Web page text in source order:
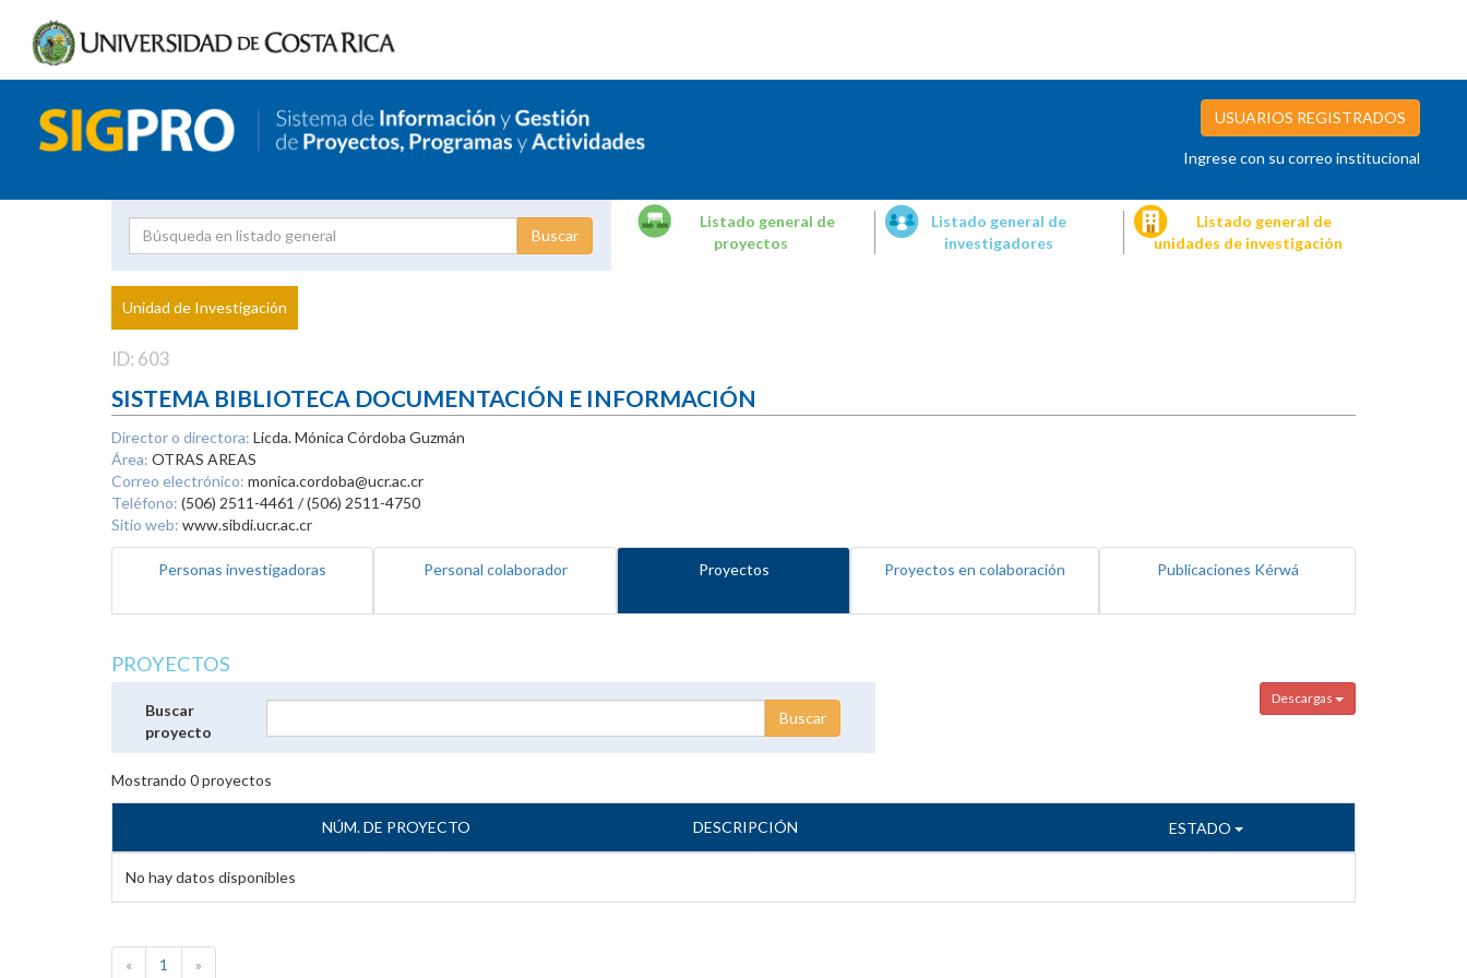
USUARIOS REGISTRADOS
Ingrese con su correo institucional
Proyecto
Investigador
Listado general de
proyectos
Listado general de
investigadores
Listado general de
unidades de investigación
Unidad de Investigación
ID: 603
SISTEMA BIBLIOTECA DOCUMENTACIÓN E INFORMACIÓN
Director o directora: Licda. Mónica Córdoba Guzmán
Área: OTRAS AREAS
Correo electrónico: monica.cordoba@ucr.ac.cr
Teléfono: (506) 2511-4461 / (506) 2511-4750
Sitio web: www.sibdi.ucr.ac.cr
Personas investigadoras Personal colaborador Proyectos Proyectos en colaboración Publicaciones Kérwá
PROYECTOS
Descargas
Buscar
proyecto
Mostrando 0proyectos
NÚM. DE PROYECTO DESCRIPCIÓN ESTADO
No hay datos disponibles
« 1 »